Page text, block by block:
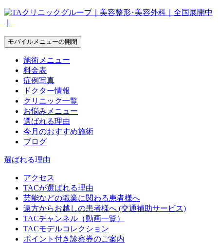
モバイルメニューの開閉
施術メニュー
料金表
症例写真
ドクター情報
クリニック一覧
お悩みメニュー
選ばれる理由
今月のおすすめ施術
ブログ
選ばれる理由
アクセス
TACが選ばれる理由
芸能などの職業に関わる患者様へ
遠方からお越しの患者様へ (交通補助サービス)
TACチャンネル（動画一覧）
TACモデルコレクション
ポイント付き診察券のご案内